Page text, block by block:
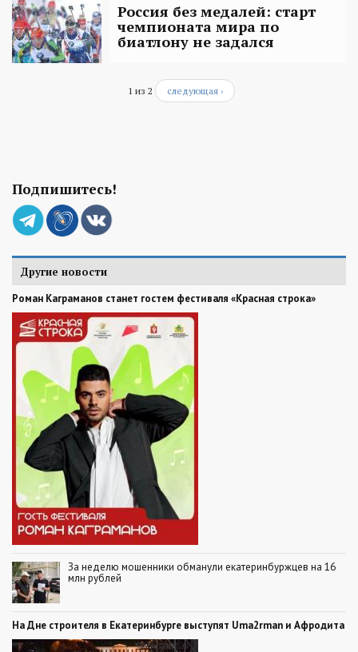
Россия без медалей: старт
чемпионата мира по
биатлону не задался
1 из 2 следующая ›
Подпишитесь!
Другие новости
Роман Каграманов станет гостем фестиваля «Красная строка»
За неделю мошенники обманули екатеринбуржцев на 16
млн рублей
На Дне строителя в Екатеринбурге выступят Uma2rman и Афродита